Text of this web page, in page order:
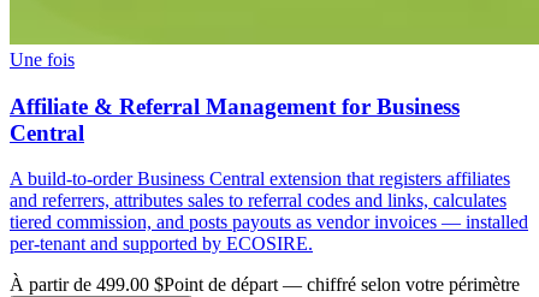
Une fois
Affiliate & Referral Management for Business
Central
A build-to-order Business Central extension that registers affiliates
and referrers, attributes sales to referral codes and links, calculates
tiered commission, and posts payouts as vendor invoices — installed
per-tenant and supported by ECOSIRE.
À partir de 499.00 $Point de départ — chiffré selon votre périmètre